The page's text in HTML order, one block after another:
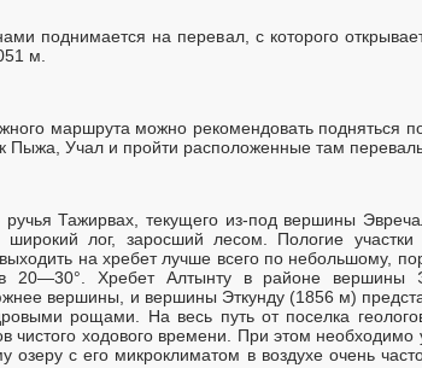
поднимается на перевал, с которого
м.
маршрута можно рекомендовать подняться
Пыжа, Учал и пройти расположенные там
Тажирвах, текущего из-под вершины
широкий лог, заросший лесом. Пологие
на хребет лучше всего по небольшому,
20—30°. Хребет Алтынту в районе вершины
вершины, и вершины Эткунду (1856 м)
рощами. На весь путь от поселка
чистого ходового времени. При этом необходимо
озеру с его микроклиматом в воздухе очень